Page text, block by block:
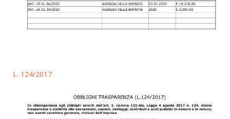
L. 124/2017